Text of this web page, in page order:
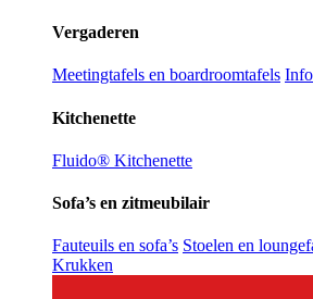
Vergaderen
Meetingtafels en boardroomtafels
Kitchenette
Fluido® Kitchenette
Sofa’s en zitmeubilair
Fauteuils en sofa’s Stoelen en
Krukken